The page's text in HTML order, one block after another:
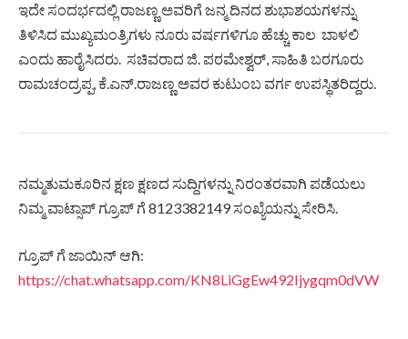
ಇದೇ ಸಂದರ್ಭದಲ್ಲಿ ರಾಜಣ್ಣ ಅವರಿಗೆ ಜನ್ಮ ದಿನದ ಶುಭಾಶಯಗಳನ್ನು
ತಿಳಿಸಿದ ಮುಖ್ಯಮಂತ್ರಿಗಳು ನೂರು ವರ್ಷಗಳಿಗೂ ಹೆಚ್ಚು ಕಾಲ ಬಾಳಲಿ
ಎಂದು ಹಾರೈಸಿದರು. ಸಚಿವರಾದ ಜಿ. ಪರಮೇಶ್ವರ್, ಸಾಹಿತಿ ಬರಗೂರು
ರಾಮಚಂದ್ರಪ್ಪ, ಕೆ.ಎನ್.ರಾಜಣ್ಣ ಅವರ ಕುಟುಂಬ ವರ್ಗ ಉಪಸ್ಥಿತರಿದ್ದರು.
ನಮ್ಮತುಮಕೂರಿನ ಕ್ಷಣ ಕ್ಷಣದ ಸುದ್ದಿಗಳನ್ನು ನಿರಂತರವಾಗಿ ಪಡೆಯಲು
ನಿಮ್ಮ ವಾಟ್ಸಾಪ್ ಗ್ರೂಪ್ ಗೆ 8123382149 ಸಂಖ್ಯೆಯನ್ನು ಸೇರಿಸಿ.
ಗ್ರೂಪ್ ಗೆ ಜಾಯಿನ್ ಆಗಿ:
https://chat.whatsapp.com/KN8LiGgEw492Ijygqm0dVW